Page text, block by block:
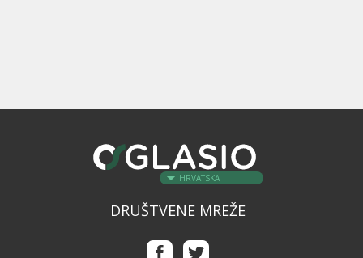
HRVATSKA
DRUŠTVENE MREŽE